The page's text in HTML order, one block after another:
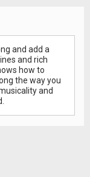
and add a
and rich
how to
the way you
and